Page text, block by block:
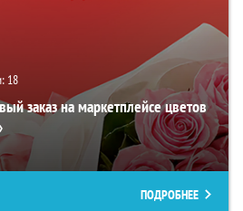
18
заказ на маркетплейсе цветов
ПОДРОБНЕЕ